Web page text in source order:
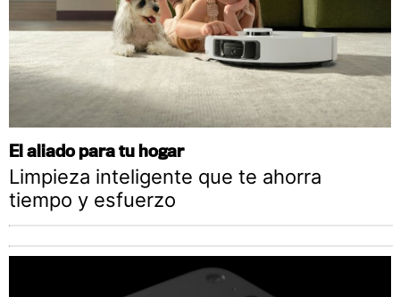
El aliado para tu hogar
Limpieza inteligente que te ahorra
tiempo y esfuerzo